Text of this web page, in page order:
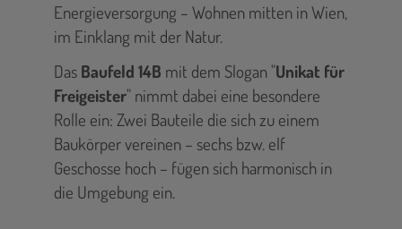
Energieversorgung – Wohnen mitten in Wien,
im Einklang mit der Natur.
Das Baufeld 14B mit dem Slogan "Unikat für
Freigeister" nimmt dabei eine besondere
Rolle ein: Zwei Bauteile die sich zu einem
Baukörper vereinen – sechs bzw. elf
Geschosse hoch – fügen sich harmonisch in
die Umgebung ein.